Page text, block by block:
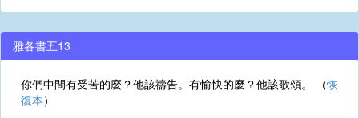
雅各書五13
你們中間有受苦的麼？他該禱告。有愉快的麼？他該歌頌。 （恢
復本）